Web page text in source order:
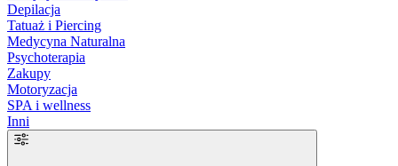
Depilacja
Tatuaż i Piercing
Medycyna Naturalna
Psychoterapia
Zakupy
Motoryzacja
SPA i wellness
Inni